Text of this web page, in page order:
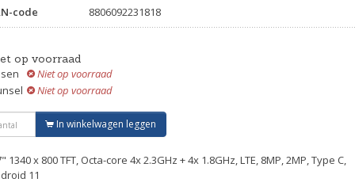
code
8806092231818
op voorraad
Niet op voorraad
Niet op voorraad
In winkelwagen leggen
1340 x 800 TFT, Octa-core 4x 2.3GHz + 4x 1.8GHz, LTE, 8MP, 2MP, Type C,
11